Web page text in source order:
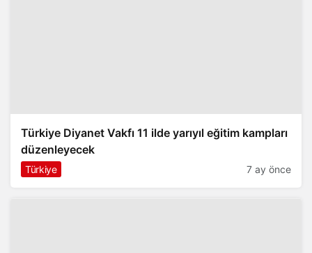
Türkiye Diyanet Vakfı 11 ilde yarıyıl eğitim kampları
düzenleyecek
Türkiye 7 ay önce